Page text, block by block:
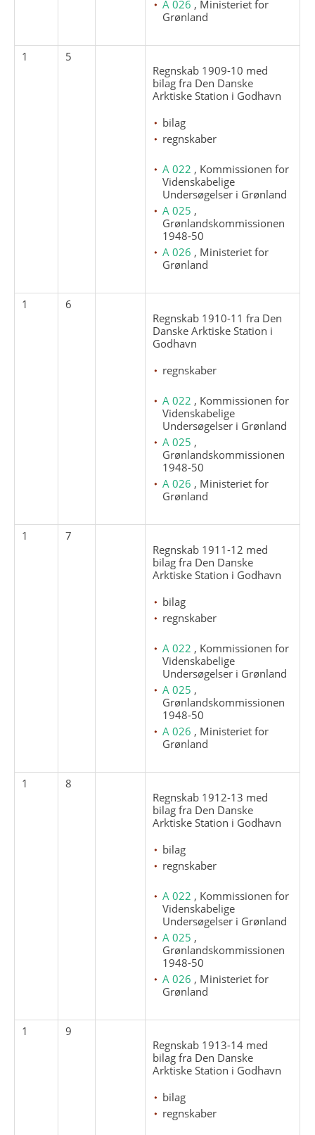
A 026 , Ministeriet for
Grønland
1
5
Regnskab 1909-10 med
bilag fra Den Danske
Arktiske Station i Godhavn
bilag
regnskaber
A 022 , Kommissionen for
Videnskabelige
Undersøgelser i Grønland
A 025 ,
Grønlandskommissionen
1948-50
A 026 , Ministeriet for
Grønland
1
6
Regnskab 1910-11 fra Den
Danske Arktiske Station i
Godhavn
regnskaber
A 022 , Kommissionen for
Videnskabelige
Undersøgelser i Grønland
A 025 ,
Grønlandskommissionen
1948-50
A 026 , Ministeriet for
Grønland
1
7
Regnskab 1911-12 med
bilag fra Den Danske
Arktiske Station i Godhavn
bilag
regnskaber
A 022 , Kommissionen for
Videnskabelige
Undersøgelser i Grønland
A 025 ,
Grønlandskommissionen
1948-50
A 026 , Ministeriet for
Grønland
1
8
Regnskab 1912-13 med
bilag fra Den Danske
Arktiske Station i Godhavn
bilag
regnskaber
A 022 , Kommissionen for
Videnskabelige
Undersøgelser i Grønland
A 025 ,
Grønlandskommissionen
1948-50
A 026 , Ministeriet for
Grønland
1
9
Regnskab 1913-14 med
bilag fra Den Danske
Arktiske Station i Godhavn
bilag
regnskaber